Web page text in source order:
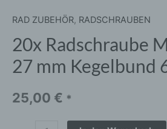
RAD ZUBEHÖR, RADSCHRAUBEN
20x Radschraube
27 mm Kegelbund
25,00 € *